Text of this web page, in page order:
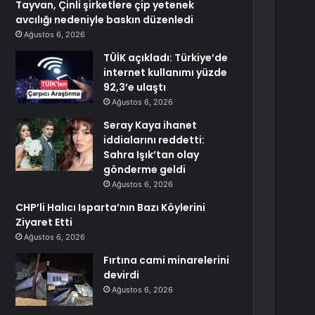
Tayvan, Çinli şirketlere çip yetenek
avcılığı nedeniyle baskın düzenledi
Ağustos 6, 2026
TÜİK açıkladı: Türkiye’de
internet kullanımı yüzde
92,3’e ulaştı
Ağustos 6, 2026
Seray Kaya ihanet
iddialarını reddetti:
Sahra Işık’tan olay
gönderme geldi
Ağustos 6, 2026
CHP’li Halıcı Isparta’nın Bazı Köylerini
Ziyaret Etti
Ağustos 6, 2026
Fırtına cami minarelerini
devirdi
Ağustos 6, 2026